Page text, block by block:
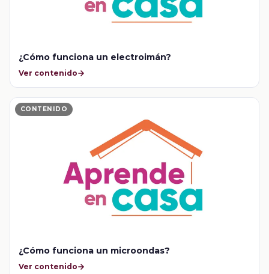
¿Cómo funciona un electroimán?
Ver contenido
CONTENIDO
¿Cómo funciona un microondas?
Ver contenido